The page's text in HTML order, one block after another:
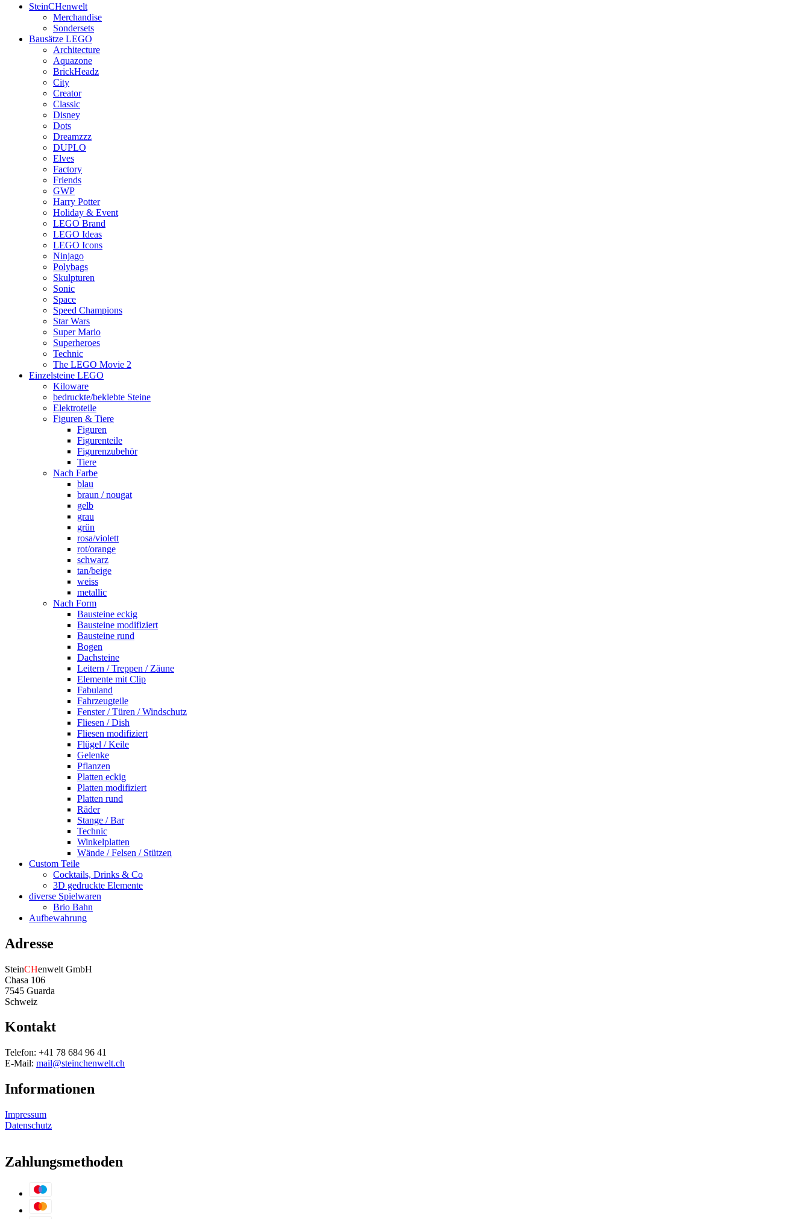
SteinCHenwelt
Merchandise
Sondersets
Bausätze LEGO
Architecture
Aquazone
BrickHeadz
City
Creator
Classic
Disney
Dots
Dreamzzz
DUPLO
Elves
Factory
Friends
GWP
Harry Potter
Holiday & Event
LEGO Brand
LEGO Ideas
LEGO Icons
Ninjago
Polybags
Skulpturen
Sonic
Space
Speed Champions
Star Wars
Super Mario
Superheroes
Technic
The LEGO Movie 2
Einzelsteine LEGO
Kiloware
bedruckte/beklebte Steine
Elektroteile
Figuren & Tiere
Figuren
Figurenteile
Figurenzubehör
Tiere
Nach Farbe
blau
braun / nougat
gelb
grau
grün
rosa/violett
rot/orange
schwarz
tan/beige
weiss
metallic
Nach Form
Bausteine eckig
Bausteine modifiziert
Bausteine rund
Bogen
Dachsteine
Leitern / Treppen / Zäune
Elemente mit Clip
Fabuland
Fahrzeugteile
Fenster / Türen / Windschutz
Fliesen / Dish
Fliesen modifiziert
Flügel / Keile
Gelenke
Pflanzen
Platten eckig
Platten modifiziert
Platten rund
Räder
Stange / Bar
Technic
Winkelplatten
Wände / Felsen / Stützen
Custom Teile
Cocktails, Drinks & Co
3D gedruckte Elemente
diverse Spielwaren
Brio Bahn
Aufbewahrung
Adresse
SteinCHenwelt GmbH
Chasa 106
7545 Guarda
Schweiz
Kontakt
Telefon: +41 78 684 96 41
E-Mail: mail@steinchenwelt.ch
Informationen
Impressum
Datenschutz
Zahlungsmethoden